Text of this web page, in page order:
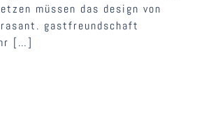
müssen das design von
gastfreundschaft
[…]